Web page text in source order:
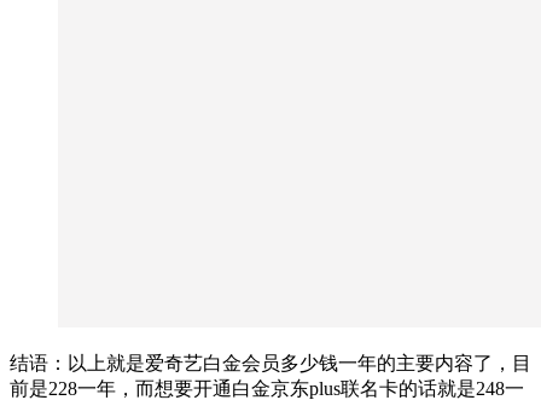
结语：以上就是爱奇艺白金会员多少钱一年的主要内容了，目
前是228一年，而想要开通白金京东plus联名卡的话就是248一